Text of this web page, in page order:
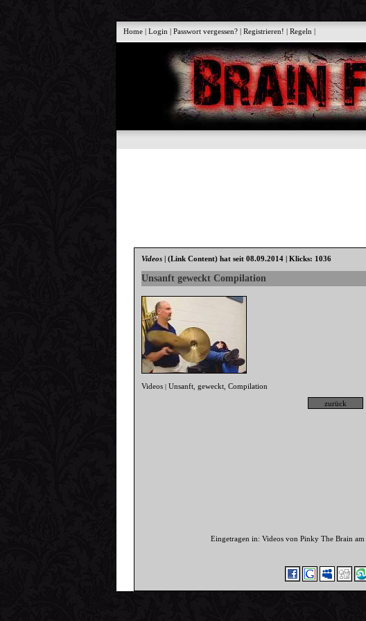
Home |Login |Passwort vergessen? |Registrieren! |Regeln |
Videos |(Link Content) hat seit 08.09.2014 | Klicks: 1036
Unsanft geweckt Compilation
Videos |Unsanft ,geweckt ,Compilation
Eingetragen in: Videos von Pinky The Brain